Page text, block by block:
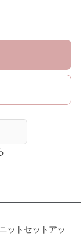
ットセットアッ